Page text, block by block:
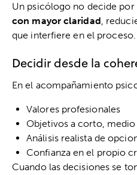
Un psicólogo no decide por
con mayor claridad,
que interfiere en el proceso.
Decidir desde la
En el acompañamiento
Valores profesionales
Objetivos a corto,
Análisis realista de
Confianza en el propio
Cuando las decisiones se